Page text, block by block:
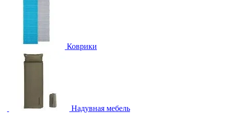
Коврики
Надувная мебель